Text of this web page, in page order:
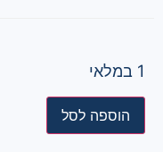
1 במלאי
הוספה לסל